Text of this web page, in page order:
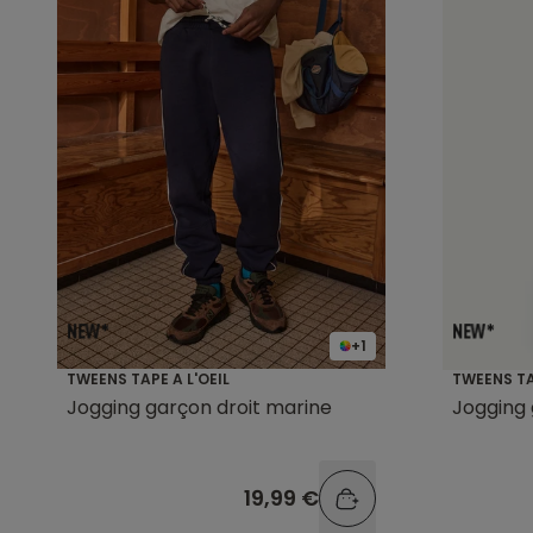
+1
TWEENS TAPE A L'OEIL
Jogging garçon droit marine
19,99 €
TWEENS
Jogging